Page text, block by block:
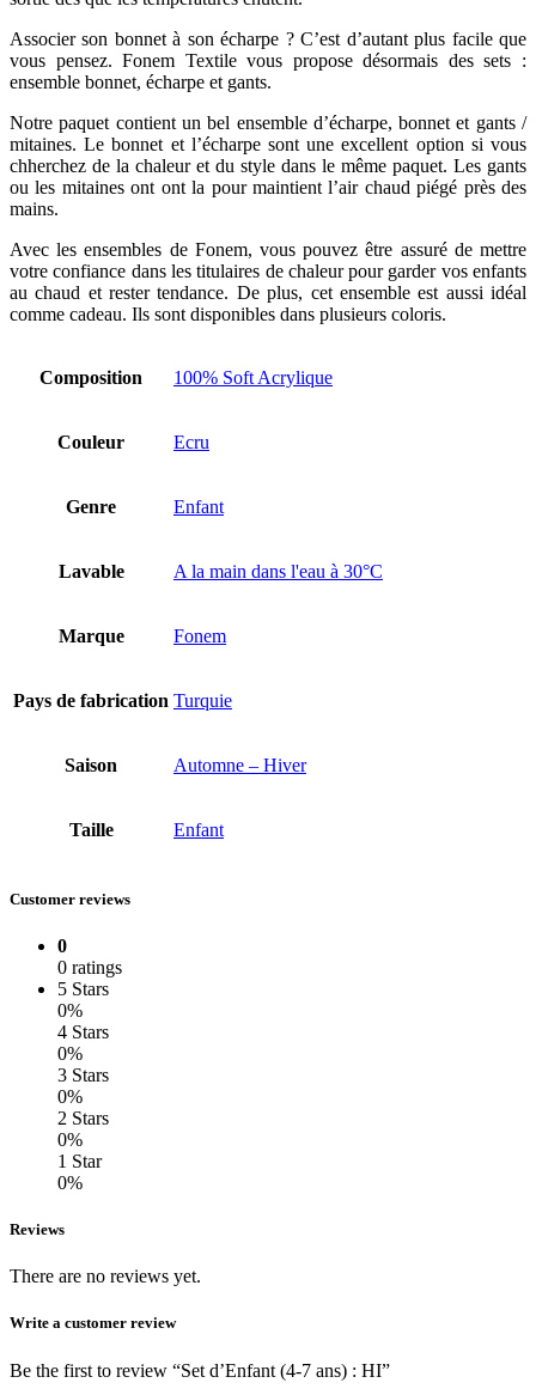
Associer son bonnet à son écharpe ? C’est d’autant plus facile que
vous pensez. Fonem Textile vous propose désormais des sets :
ensemble bonnet, écharpe et gants.
Notre paquet contient un bel ensemble d’écharpe, bonnet et gants /
mitaines. Le bonnet et l’écharpe sont une excellent option si vous
chherchez de la chaleur et du style dans le même paquet. Les gants
ou les mitaines ont ont la pour maintient l’air chaud piégé près des
mains.
Avec les ensembles de Fonem, vous pouvez être assuré de mettre
votre confiance dans les titulaires de chaleur pour garder vos enfants
au chaud et rester tendance. De plus, cet ensemble est aussi idéal
comme cadeau. Ils sont disponibles dans plusieurs coloris.
Composition 100% Soft Acrylique
Couleur Ecru
Genre Enfant
Lavable A la main dans l'eau à 30°C
Marque Fonem
Pays de fabrication Turquie
Saison Automne – Hiver
Taille Enfant
Customer reviews
0
0 ratings
5 Stars
0%
4 Stars
0%
3 Stars
0%
2 Stars
0%
1 Star
0%
Reviews
There are no reviews yet.
Write a customer review
Be the first to review “Set d’Enfant (4-7 ans) : HI”